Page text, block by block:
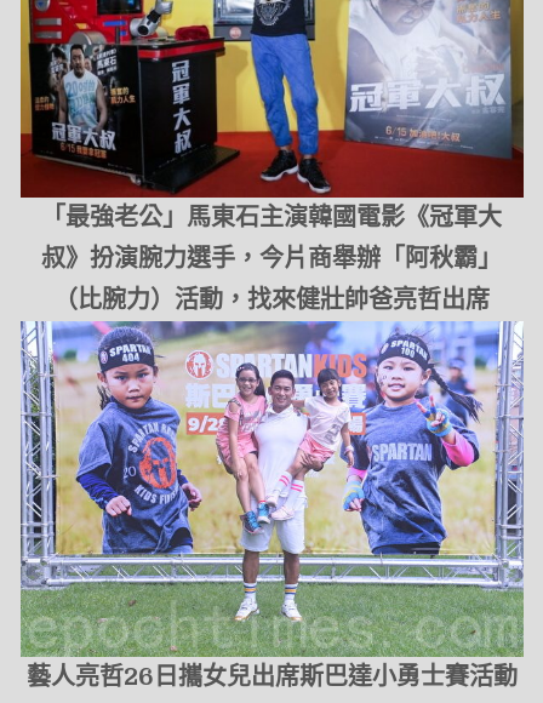
「最強老公」馬東石主演韓國電影《冠軍大
叔》扮演腕力選手，今片商舉辦「阿秋霸」
（比腕力）活動，找來健壯帥爸亮哲出席
藝人亮哲26日攜女兒出席斯巴達小勇士賽活動